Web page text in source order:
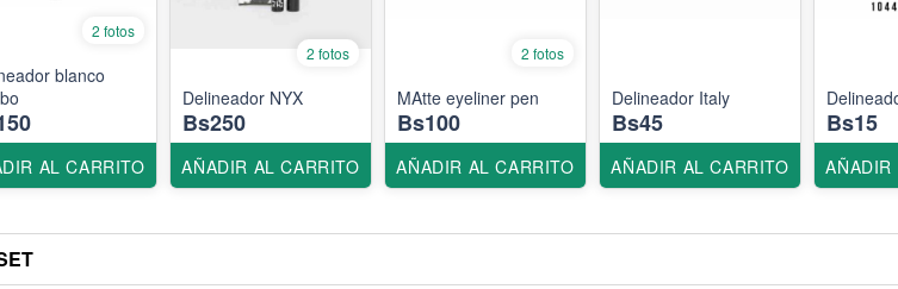
2 fotos
blanco
AL CARRITO
2 fotos
Delineador NYX
Bs250
AÑADIR AL CARRITO
2 fotos
MAtte eyeliner pen
Bs100
AÑADIR AL CARRITO
Delineador Italy
Bs45
AÑADIR AL CARRITO
Bs15
AÑADIR